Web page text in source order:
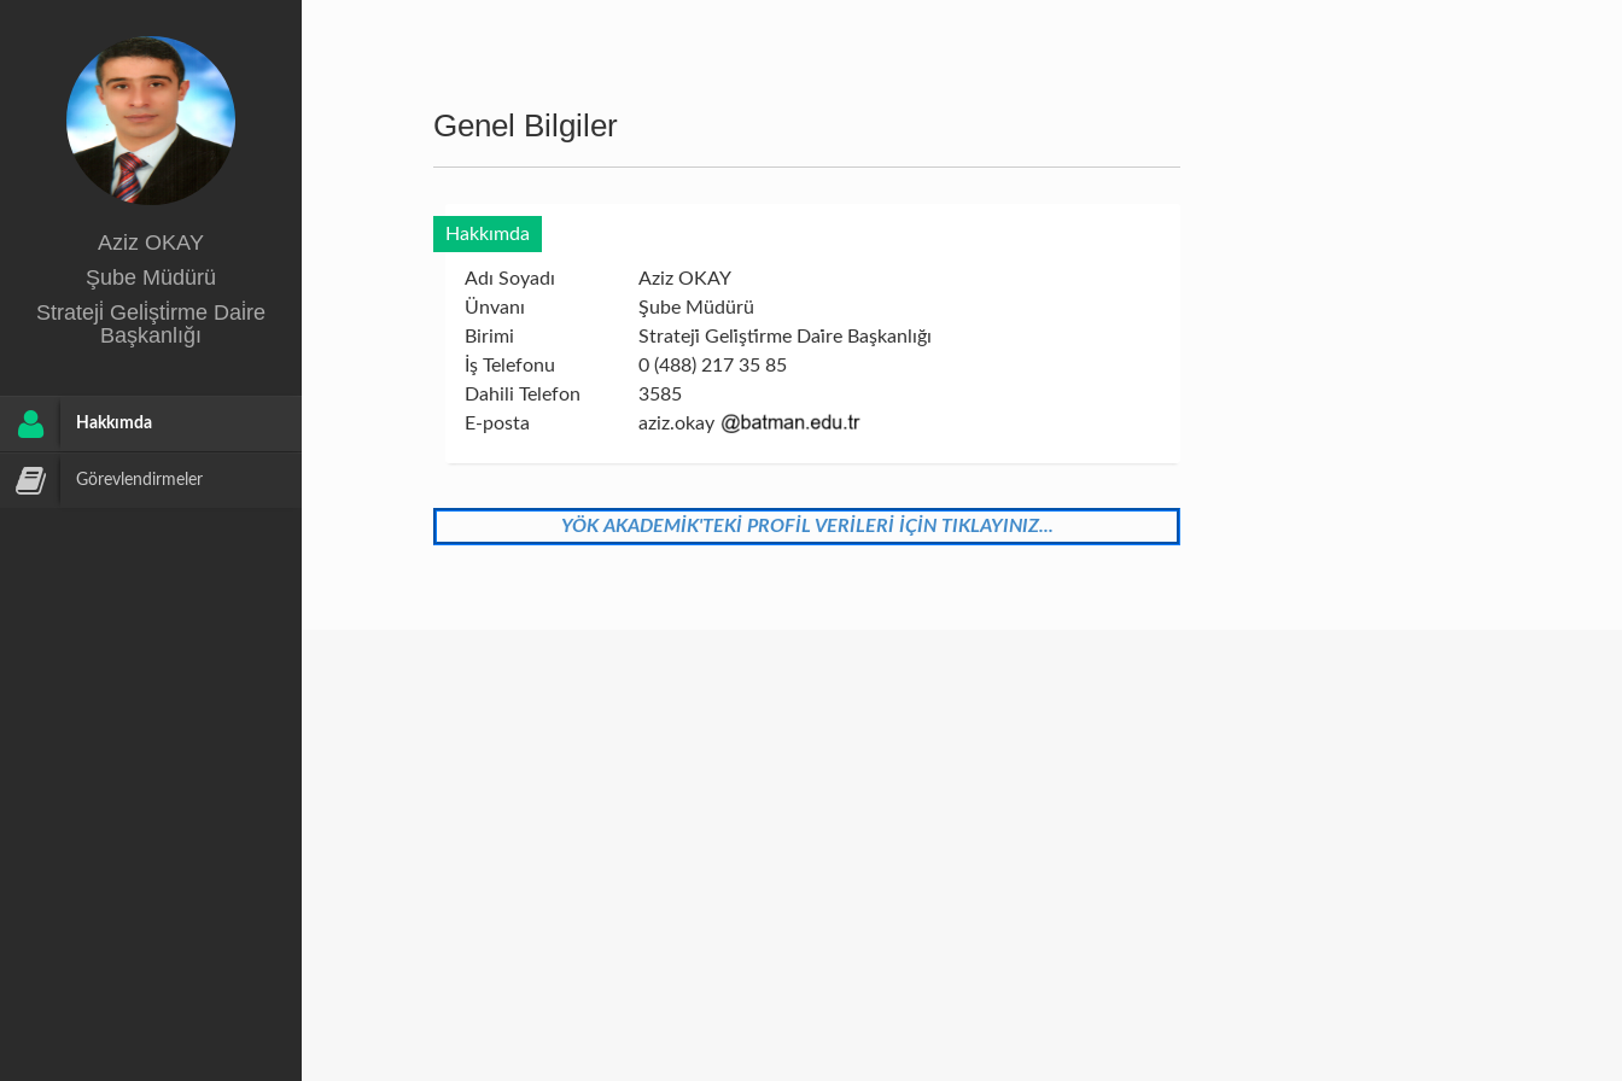
Aziz OKAY
Şube Müdürü
Strateji̇ Geli̇şti̇rme Dai̇re
Başkanlığı
Hakkımda
Görevlendirmeler
Genel Bilgiler
Hakkımda
Adı Soyadı
Aziz OKAY
Ünvanı
Şube Müdürü
Birimi
Strateji̇ Geli̇şti̇rme Dai̇re Başkanlığı
İş Telefonu
0 (488) 217 35 85
Dahili Telefon
3585
E-posta
aziz.okay
YÖK AKADEMİK'TEKİ PROFİL VERİLERİ İÇİN TIKLAYINIZ...